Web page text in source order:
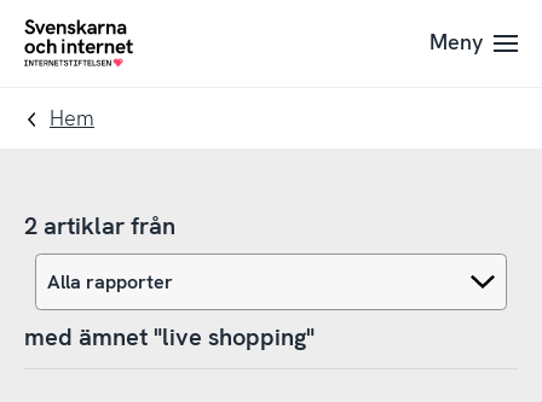
Till
navigation
Till
innehåll
To
Meny
Hem
2 artiklar från
med ämnet "live shopping"